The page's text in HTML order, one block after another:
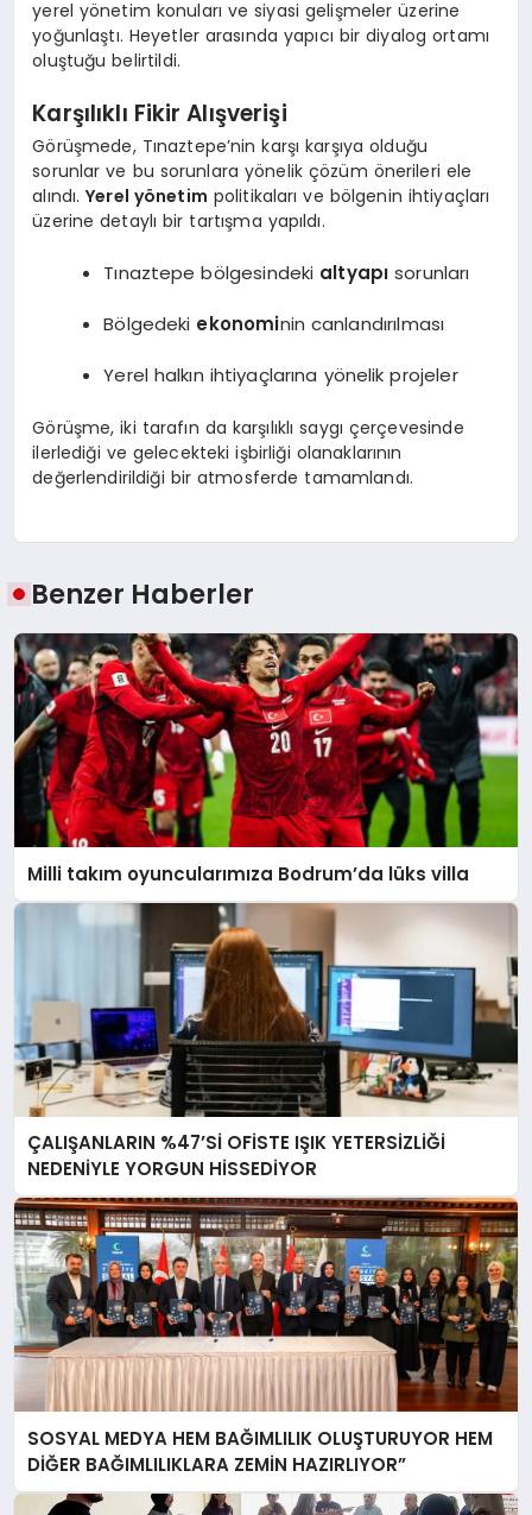
yerel yönetim konuları ve siyasi gelişmeler üzerine
yoğunlaştı. Heyetler arasında yapıcı bir diyalog ortamı
oluştuğu belirtildi.
Karşılıklı Fikir Alışverişi
Görüşmede, Tınaztepe’nin karşı karşıya olduğu
sorunlar ve bu sorunlara yönelik çözüm önerileri ele
alındı.Yerel yönetim politikaları ve bölgenin ihtiyaçları
üzerine detaylı bir tartışma yapıldı.
Tınaztepe bölgesindeki altyapı sorunları
Bölgedeki ekonominin canlandırılması
Yerel halkın ihtiyaçlarına yönelik projeler
Görüşme, iki tarafın da karşılıklı saygı çerçevesinde
ilerlediği ve gelecekteki işbirliği olanaklarının
değerlendirildiği bir atmosferde tamamlandı.
Benzer Haberler
Milli takım oyuncularımıza Bodrum’da lüks villa
ÇALIŞANLARIN %47’Sİ OFİSTE IŞIK YETERSİZLİĞİ
NEDENİYLE YORGUN HİSSEDİYOR
SOSYAL MEDYA HEM BAĞIMLILIK OLUŞTURUYOR HEM
DİĞER BAĞIMLILIKLARA ZEMİN HAZIRLIYOR”